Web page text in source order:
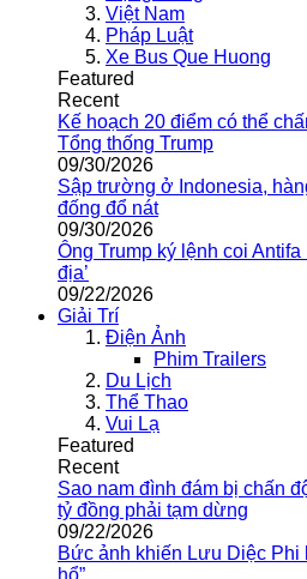
Việt Nam
Pháp Luật
Xe Bus Que Huong
Featured
Recent
Kế hoạch 20 điểm có thể
Tổng thống Trump
09/30/2026
Sập trường ở Indonesia,
đống đổ nát
09/30/2026
Ông Trump ký lệnh coi
địa’
09/22/2026
Giải Trí
Điện Ảnh
Phim Trailers
Du Lịch
Thể Thao
Vui Lạ
Featured
Recent
Sao nam đình đám bị chấn
tỷ đồng phải tạm dừng
09/22/2026
Bức ảnh khiến Lưu Diệc Phi
hổ”